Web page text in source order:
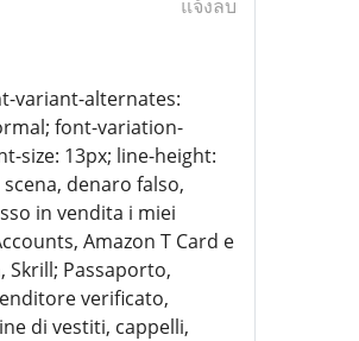
แจ้งลบ
variant-alternates:
font-variation-
size: 13px; line-height:
denaro falso,
in vendita i miei
Amazon T Card e
Skrill; Passaporto,
verificato,
di vestiti, cappelli,